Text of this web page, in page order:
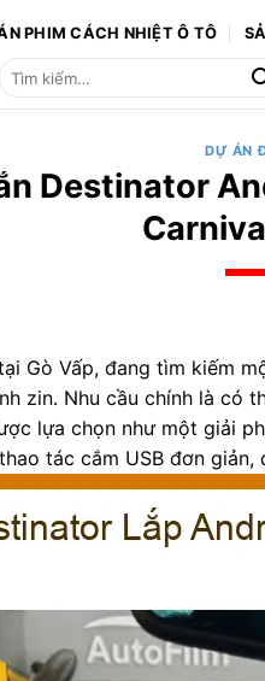
PHIM CÁCH NHIỆT Ô TÔ
Tìm
DỰ ÁN
Destinator
Gò Vấp, đang tìm kiếm
zin. Nhu cầu chính là có
lựa chọn như một giải
tác cắm USB đơn